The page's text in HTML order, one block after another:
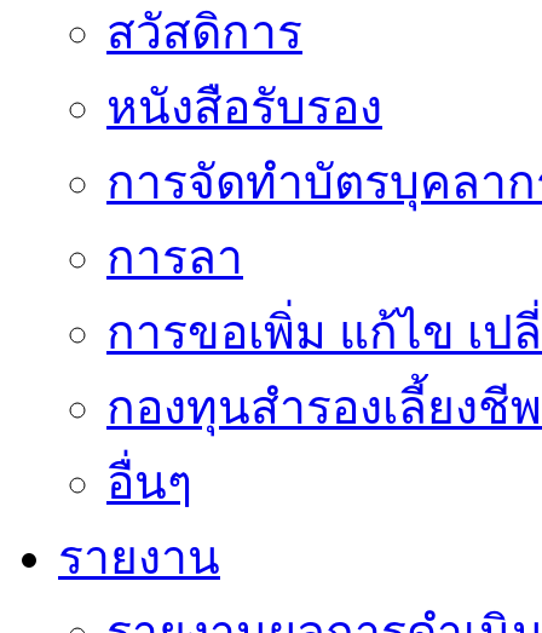
สวัสดิการ
หนังสือรับรอง
การจัดทำบัตรบุคลา
การลา
การขอเพิ่ม แก้ไข เ
กองทุนสำรองเลี้ยงชีพ
อื่นๆ
รายงาน